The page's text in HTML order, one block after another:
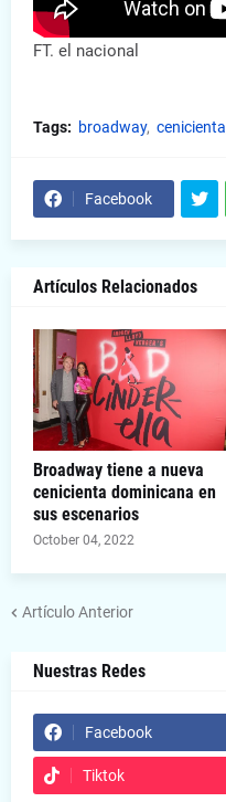
FT. el nacional
Tags: broadway cenicienta
Facebook
Artículos Relacionados
Broadway tiene a nueva
cenicienta dominicana en
sus escenarios
October 04, 2022
Artículo Anterior
Nuestras Redes
Facebook
Tiktok